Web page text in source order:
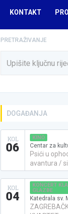
KONTAKT
PRETRAŽIVANJE
DOGAĐANJA
KOL
06
KINO
Centar za
Psići u
avantura /
KOL
04
KONCERT
GLAZBE
Katedrala sv.